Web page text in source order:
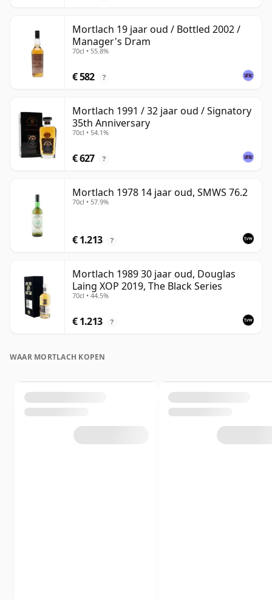
Mortlach 19 jaar oud / Bottled 2002 /
Manager's Dram
70cl • 55.8%
€ 582 ?
Mortlach 1991 / 32 jaar oud / Signatory
35th Anniversary
70cl • 54.1%
€ 627 ?
Mortlach 1978 14 jaar oud, SMWS 76.2
70cl • 57.9%
€ 1.213 ?
Mortlach 1989 30 jaar oud, Douglas
Laing XOP 2019, The Black Series
70cl • 44.5%
€ 1.213 ?
WAAR MORTLACH KOPEN